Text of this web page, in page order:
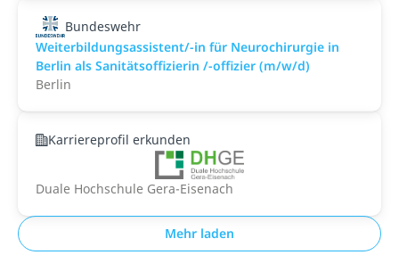
Bundeswehr
Weiterbildungsassistent/-in für Neurochirurgie in
Berlin als Sanitätsoffizierin /-offizier (m/w/d)
Berlin
Karriereprofil erkunden
Duale Hochschule Gera-Eisenach
Mehr laden